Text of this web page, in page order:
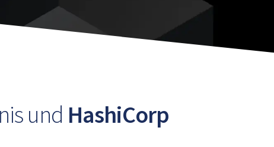
und HashiCorp